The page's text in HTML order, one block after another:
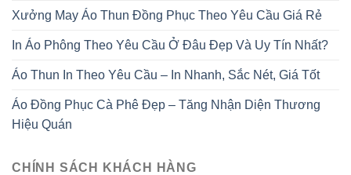
Xưởng May Áo Thun Đồng Phục Theo Yêu Cầu Giá Rẻ
In Áo Phông Theo Yêu Cầu Ở Đâu Đẹp Và Uy Tín Nhất?
Áo Thun In Theo Yêu Cầu – In Nhanh, Sắc Nét, Giá Tốt
Áo Đồng Phục Cà Phê Đẹp – Tăng Nhận Diện Thương
Hiệu Quán
CHÍNH SÁCH KHÁCH HÀNG